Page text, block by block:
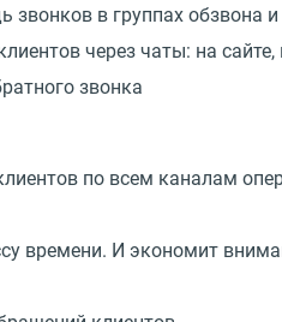
звонков в группах
через чаты: на
звонка
по всем каналам
времени. И экономит